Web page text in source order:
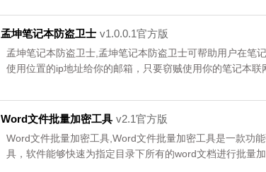
孟坤笔记本防盗卫士 v1.0.0.1官方版
孟坤笔记本防盗卫士,孟坤笔记本防盗卫士可帮助用户在笔
使用位置的ip地址给你的邮箱，只要窃贼使用你的笔记本
Word文件批量加密工具 v2.1官方版
Word文件批量加密工具,Word文件批量加密工具是一款功
具，软件能够快速为指定目录下所有的word文档进行批量